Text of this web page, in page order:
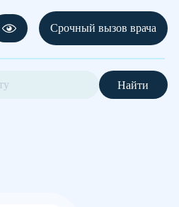
Срочный вызов врача
Найти